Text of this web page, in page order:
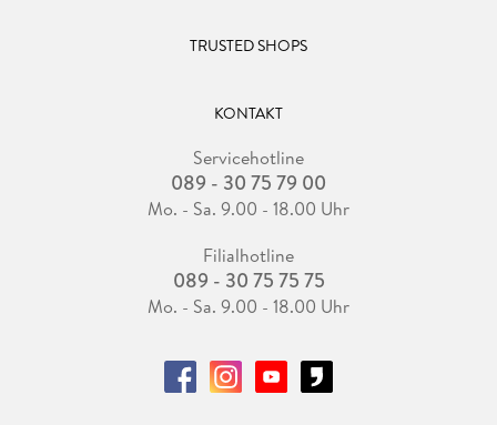
TRUSTED SHOPS
KONTAKT
Servicehotline
089 - 30 75 79 00
Mo. - Sa. 9.00 - 18.00 Uhr
Filialhotline
089 - 30 75 75 75
Mo. - Sa. 9.00 - 18.00 Uhr